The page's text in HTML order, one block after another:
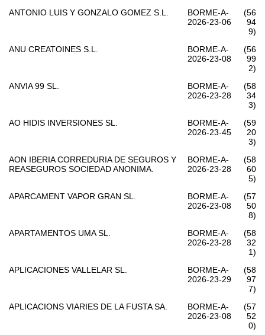
ANTONIO LUIS Y GONZALO GOMEZ S.L.
BORME-A-
2026-23-06
(56
94
9)
ANU CREATOINES S.L.
BORME-A-
2026-23-08
(56
99
2)
ANVIA 99 SL.
BORME-A-
2026-23-28
(58
34
3)
AO HIDIS INVERSIONES SL.
BORME-A-
2026-23-45
(59
20
3)
AON IBERIA CORREDURIA DE SEGUROS Y
REASEGUROS SOCIEDAD ANONIMA.
BORME-A-
2026-23-28
(58
60
5)
APARCAMENT VAPOR GRAN SL.
BORME-A-
2026-23-08
(57
50
8)
APARTAMENTOS UMA SL.
BORME-A-
2026-23-28
(58
32
1)
APLICACIONES VALLELAR SL.
BORME-A-
2026-23-29
(58
97
7)
APLICACIONS VIARIES DE LA FUSTA SA.
BORME-A-
2026-23-08
(57
52
0)